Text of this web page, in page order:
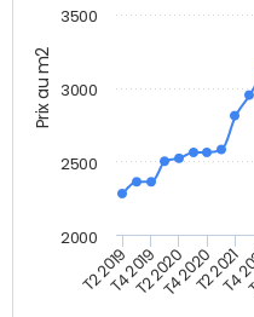
Prix au m2
T2 2019T4 2019T2 2020T4 2020T2 2021
T4
2000
2500
3000
3500